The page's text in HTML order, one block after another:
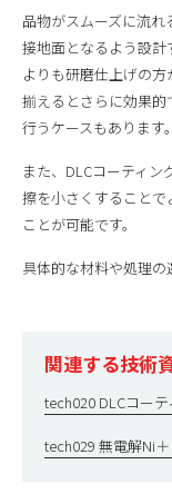
品物がスムーズに流
接地面となるよう設
よりも研磨仕上げの
揃えるとさらに効果
行うケースもあります。
また、DLCコーティ
擦を小さくすること
ことが可能です。
具体的な材料や処理の
関連する技術
tech020 DLCコー
tech029 無電解Ni